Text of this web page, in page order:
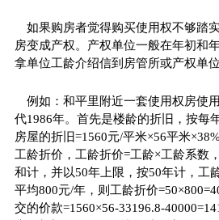
如果购房者觉得购买使用权不够踏
房变成产权。产权单位一般在年初和
拿单位工龄介绍信到房管所或产权单
例如：和平里附近一套使用权房使
代1986年。首先是楼龄的折旧，按每
房屋的折旧=1560元/平米×56平米
工龄折价，工龄折价=工龄×工龄系数
和计，并以50年上限，按50年计，工
平均800元/年，则工龄折价
交的价款=1560×56-33196.8-